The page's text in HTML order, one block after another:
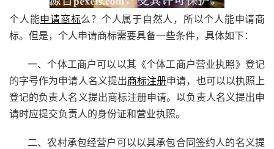
个人能申请商标么？个人属于自然人，所以个人能申请商
标。但是，个人申请商标需要具备一些条件，具体如下：
一、个体工商户可以以其《个体工商户营业执照》登记
的字号作为申请人名义提出商标注册申请，也可以以执照上
登记的负责人名义提出商标注册申请。以负责人名义提出申
请时应提交负责人的身份证和营业执照。
二、农村承包经营户可以以其承包合同签约人的名义提